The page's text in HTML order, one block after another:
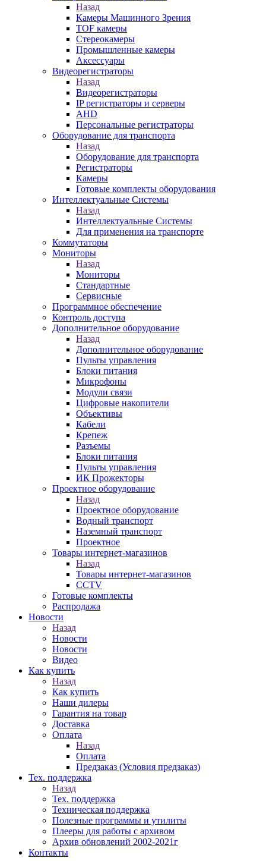
Назад
Камеры Машинного Зрения
TOF камеры
Стереокамеры
Промышленные камеры
Аксессуары
Видеорегистраторы
Назад
Видеорегистраторы
IP регистраторы и серверы
AHD
Персональные регистраторы
Оборудование для транспорта
Назад
Оборудование для транспорта
Регистраторы
Камеры
Готовые комплекты оборудования
Интеллектуальные Системы
Назад
Интеллектуальные Системы
Для применения на транспорте
Коммутаторы
Мониторы
Назад
Мониторы
Стандартные
Сервисные
Программное обеспечение
Контроль доступа
Дополнительное оборудование
Назад
Дополнительное оборудование
Пульты управления
Блоки питания
Микрофоны
Модули связи
Цифровые накопители
Объективы
Кабели
Крепеж
Разъемы
Блоки питания
Пульты управления
ИК Прожекторы
Проектное оборудование
Назад
Проектное оборудование
Водный транспорт
Наземный транспорт
Проектное
Товары интернет-магазинов
Назад
Товары интернет-магазинов
CCTV
Готовые комплекты
Распродажа
Новости
Назад
Новости
Новости
Видео
Как купить
Назад
Как купить
Наши дилеры
Гарантия на товар
Доставка
Оплата
Назад
Оплата
Предзаказ (Условия предзаказ)
Тех. поддержка
Назад
Тех. поддержка
Техническая поддержка
Полезные программы и утилиты
Плееры для работы с архивом
Архив обновлений 2002-2021г
Контакты